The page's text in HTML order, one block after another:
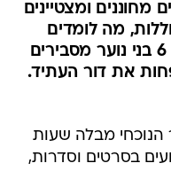
מחוננים ומצטיינים
מה לומדים
בפועל ומה לגבי מחנה הקיץ? 6 בני נוער מסבירים
את דור העתיד.
הנוכחי מבלה שעות
בסרטים וסדרות,